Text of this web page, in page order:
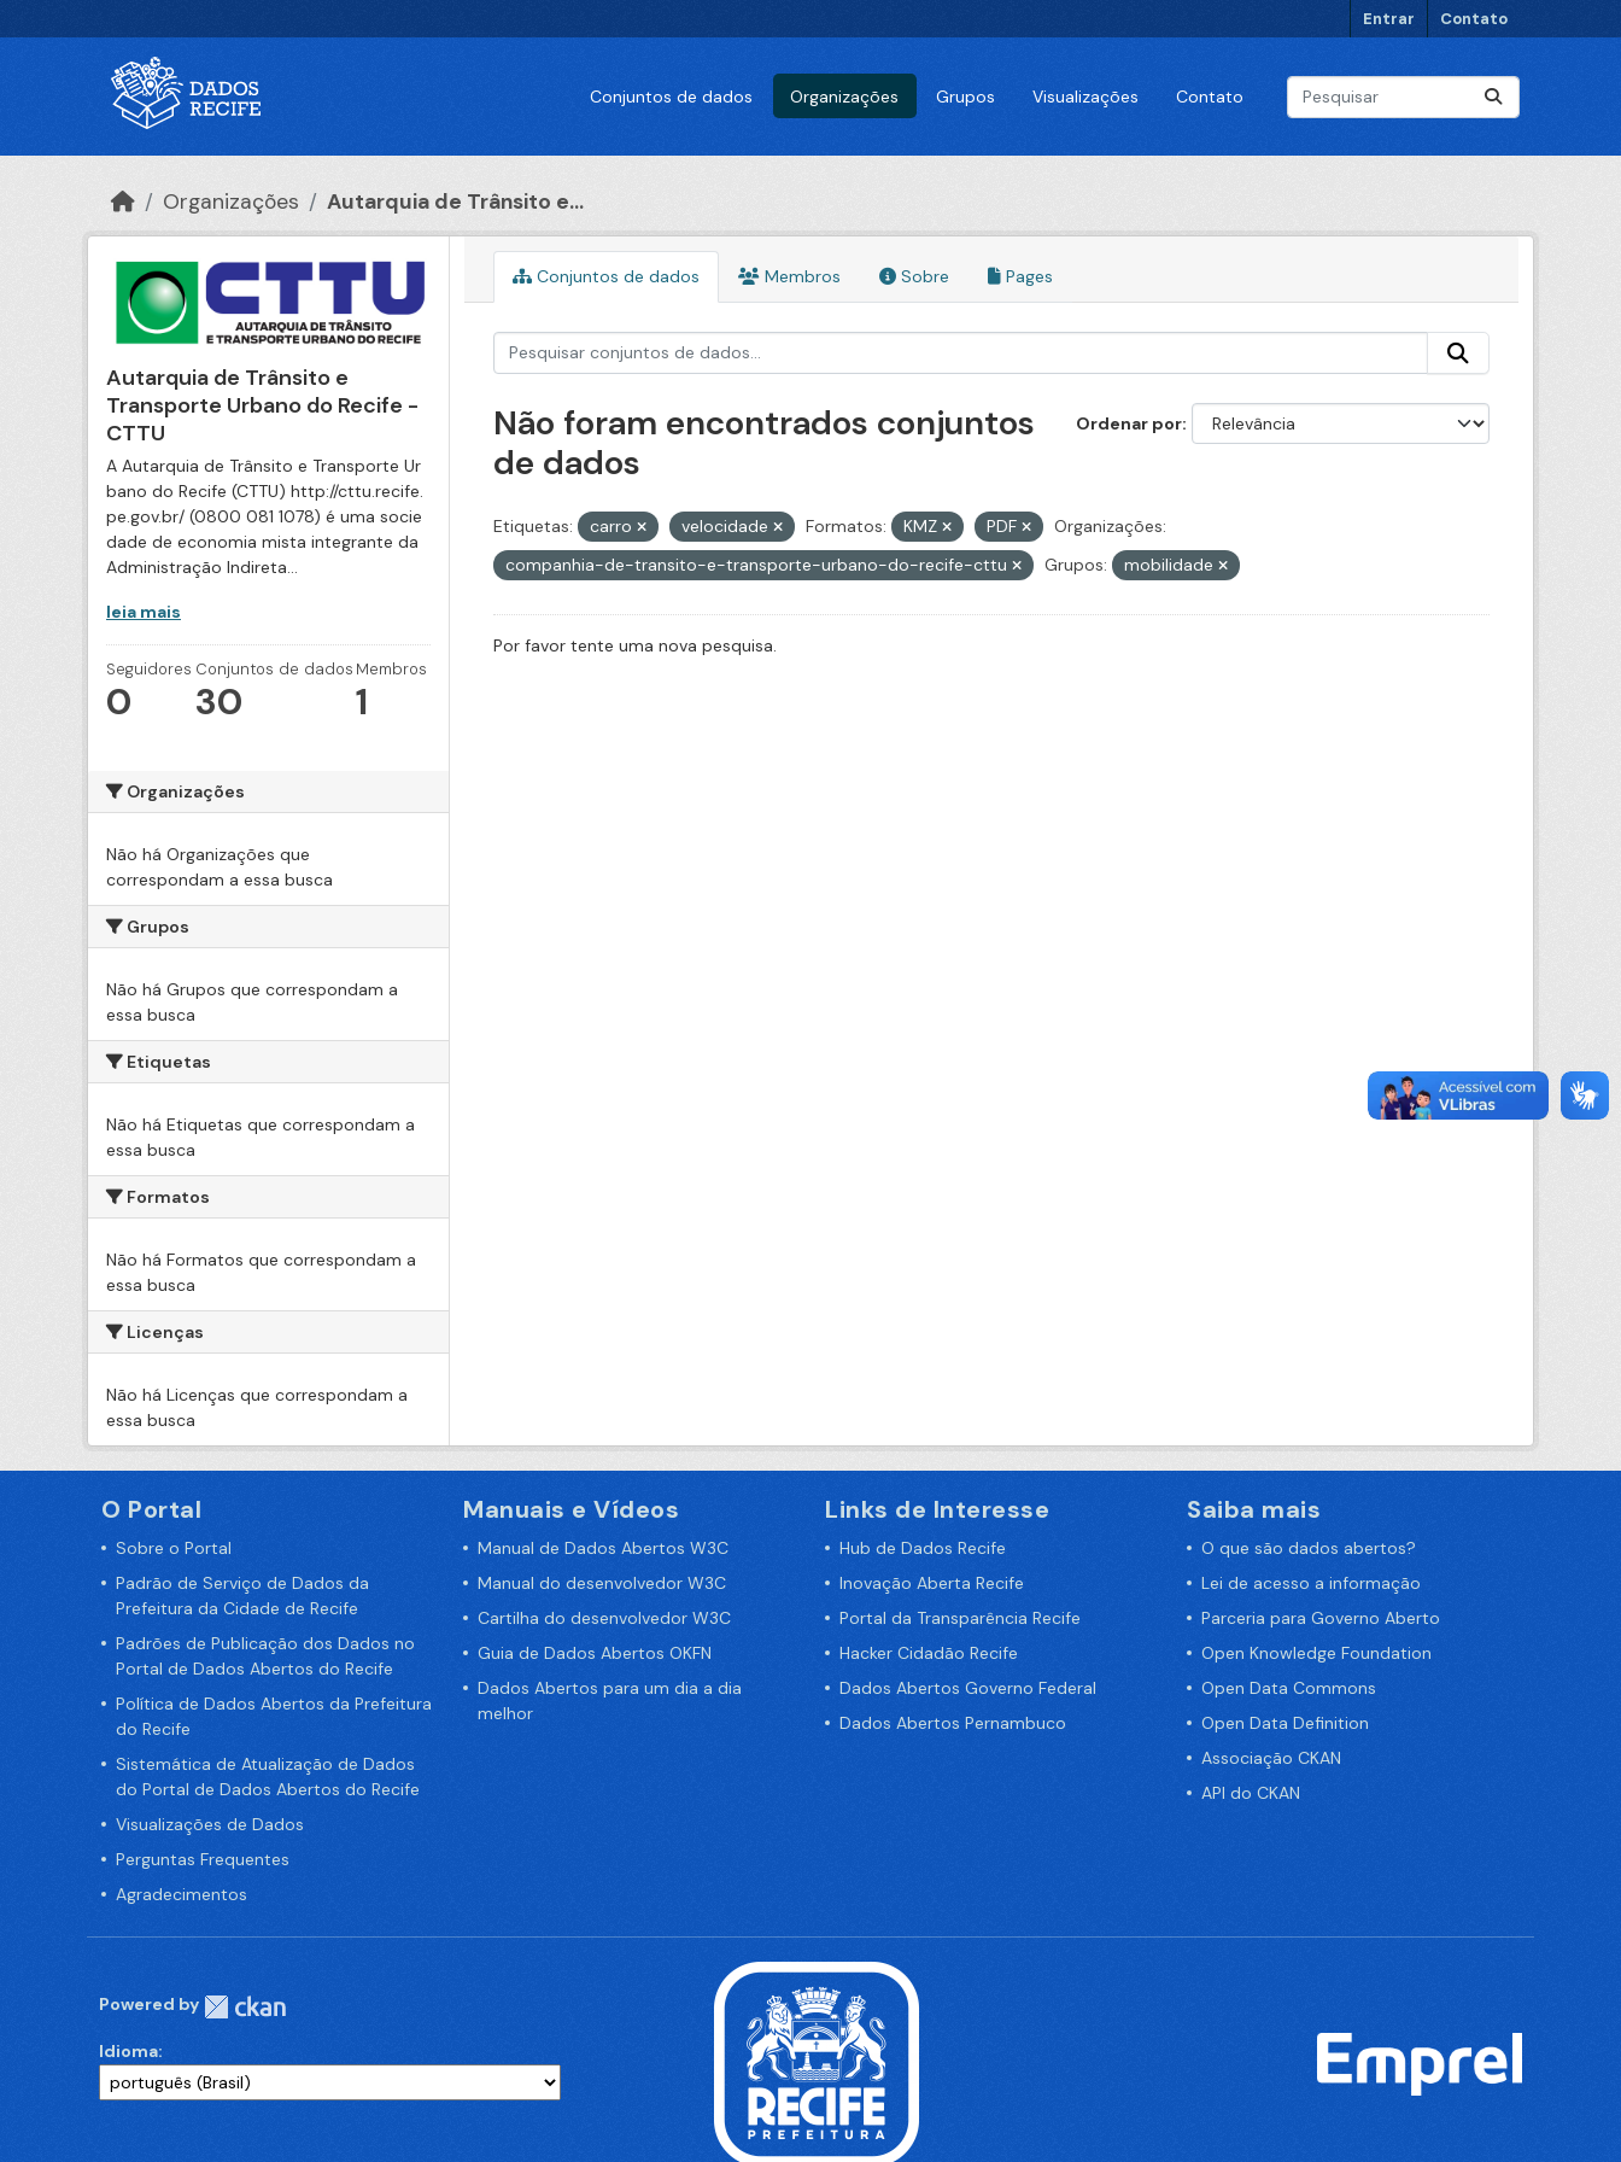
Entrar Contato
Conjuntos de dados Organizações Grupos Visualizações Contato
Organizações Autarquia de Trânsito e...
Autarquia de Trânsito e
Transporte Urbano do Recife -
CTTU
A Autarquia de Trânsito e Transporte Ur
bano do Recife (CTTU) http://cttu.recife.
pe.gov.br/ (0800 081 1078) é uma socie
dade de economia mista integrante da
Administração Indireta...
leia mais
Seguidores
0
Conjuntos de dados
30
Membros
1
Organizações
Não há Organizações que
correspondam a essa busca
Grupos
Não há Grupos que correspondam a
essa busca
Etiquetas
Não há Etiquetas que correspondam a
essa busca
Formatos
Não há Formatos que correspondam a
essa busca
Licenças
Não há Licenças que correspondam a
essa busca
Conjuntos de dados Membros Sobre Pages
Ordenar por
Não foram encontrados conjuntos
de dados
Etiquetas: carro velocidade Formatos: KMZ PDF
Organizações:
companhia-de-transito-e-transporte-urbano-do-recife-cttu
Grupos: mobilidade
Por favor tente uma nova pesquisa.
O Portal
Sobre o Portal
Padrão de Serviço de Dados da
Prefeitura da Cidade de Recife
Padrões de Publicação dos Dados no
Portal de Dados Abertos do Recife
Política de Dados Abertos da Prefeitura
do Recife
Sistemática de Atualização de Dados
do Portal de Dados Abertos do Recife
Visualizações de Dados
Perguntas Frequentes
Agradecimentos
Manuais e Vídeos
Manual de Dados Abertos W3C
Manual do desenvolvedor W3C
Cartilha do desenvolvedor W3C
Guia de Dados Abertos OKFN
Dados Abertos para um dia a dia
melhor
Links de Interesse
Hub de Dados Recife
Inovação Aberta Recife
Portal da Transparência Recife
Hacker Cidadão Recife
Dados Abertos Governo Federal
Dados Abertos Pernambuco
Saiba mais
O que são dados abertos?
Lei de acesso a informação
Parceria para Governo Aberto
Open Knowledge Foundation
Open Data Commons
Open Data Definition
Associação CKAN
API do CKAN
Powered by
Idioma